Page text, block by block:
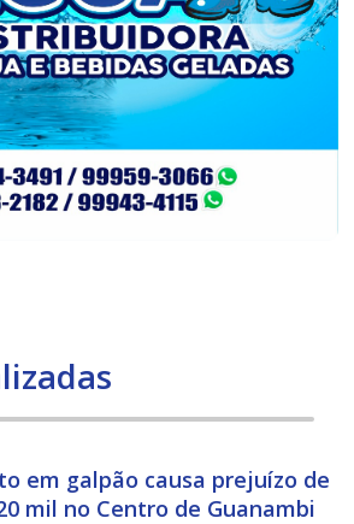
em galpão causa prejuízo de
mil no Centro de Guanambi